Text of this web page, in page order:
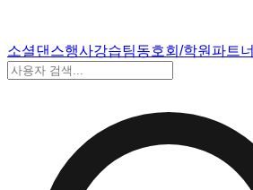
소셜댄스행사강습팀동호회/학원 파트